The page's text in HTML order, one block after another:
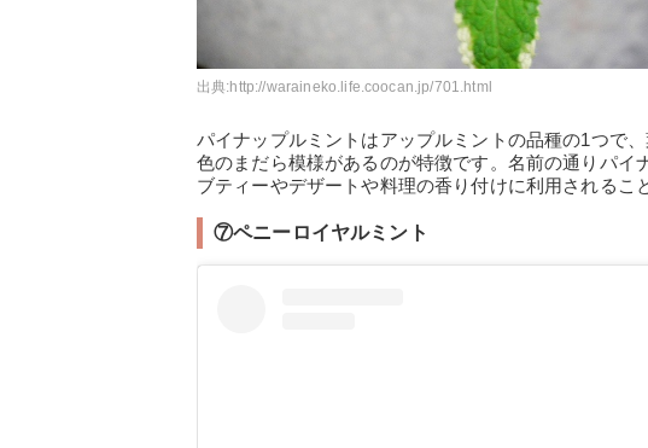
出典:http://waraineko.life.coocan.jp/701.html
パイナップルミントはアップルミントの品種の1つで
色のまだら模様があるのが特徴です。名前の通りパイ
ブティーやデザートや料理の香り付けに利用されるこ
⑦ペニーロイヤルミント